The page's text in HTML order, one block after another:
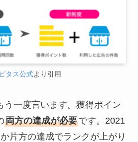
タス公式より引用
う一度言います。獲得ポイン
両方の達成が必要です。2021
片方の達成でランクが上がり